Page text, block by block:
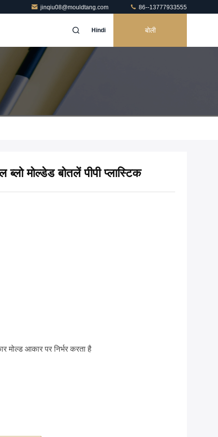
jinqiu08@mouldtang.com 86--13777933555
Hindi बोली
मोल्डेड बोतलें पीपी प्लास्टिक
आकार पर निर्भर करता है